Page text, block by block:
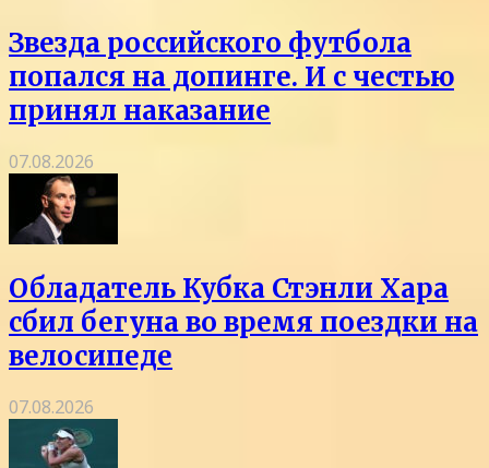
Звезда российского футбола
попался на допинге. И с честью
принял наказание
07.08.2026
Обладатель Кубка Стэнли Хара
сбил бегуна во время поездки на
велосипеде
07.08.2026